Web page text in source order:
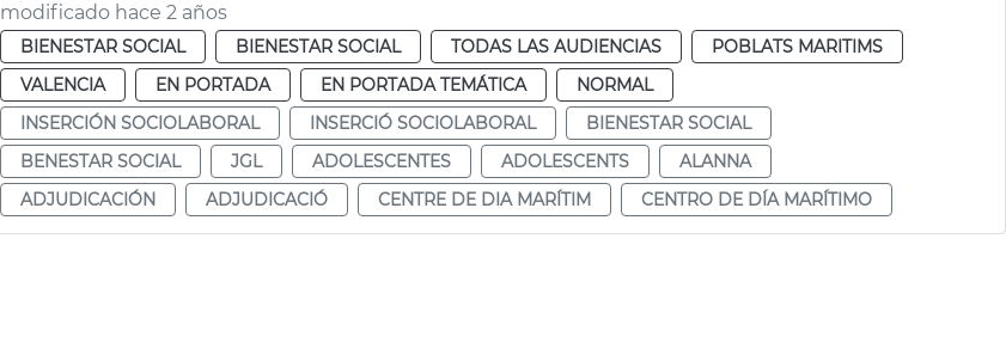
modificado hace 2 años
BIENESTAR SOCIAL BIENESTAR SOCIAL TODAS LAS AUDIENCIAS
POBLATS MARITIMS
VALENCIA
EN PORTADA EN PORTADA TEMÁTICA
NORMAL
INSERCIÓN SOCIOLABORAL
INSERCIÓ SOCIOLABORAL
BIENESTAR SOCIAL
BENESTAR SOCIAL
JGL ADOLESCENTES ADOLESCENTS
ALANNA
ADJUDICACIÓN
ADJUDICACIÓ CENTRE DE DIA MARÍTIM CENTRO DE DÍA MARÍTIMO